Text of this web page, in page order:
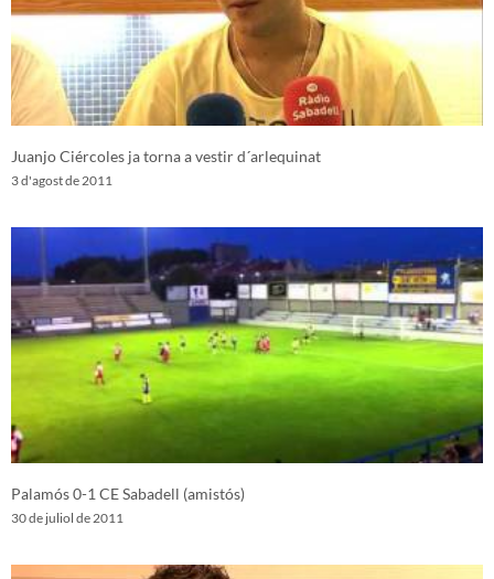
Juanjo Ciércoles ja torna a vestir d´arlequinat
3 d'agost de 2011
Palamós 0-1 CE Sabadell (amistós)
30 de juliol de 2011